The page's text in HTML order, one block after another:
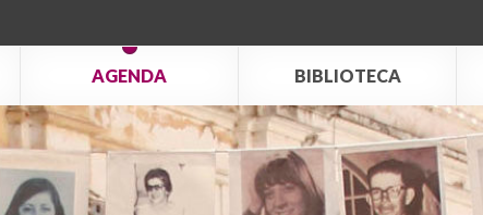
AGENDA BIBLIOTECA